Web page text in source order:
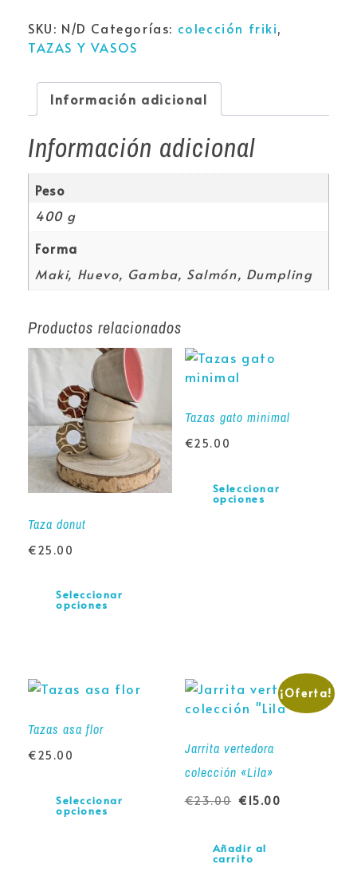
SKU: N/D Categorías: colección friki,
TAZAS Y VASOS
Información adicional
Información adicional
Peso
400 g
Forma
Maki, Huevo, Gamba, Salmón, Dumpling
Productos relacionados
Taza donut
€25.00
Seleccionar
opciones
Tazas gato minimal
€25.00
Seleccionar
opciones
Tazas asa flor
€25.00
Seleccionar
opciones
¡Oferta!
Jarrita vertedora
colección «Lila»
€23.00 € 15.00
Añadir al
carrito